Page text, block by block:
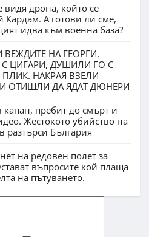
видя дрона, който се
Кардам. А готови ли сме,
идва към военна база?
НА ГЕОРГИ,
ЦИГАРИ, ДУШИЛИ ГО С
НАКРАЯ ВЗЕЛИ
ОТИШЛИ ДА ЯДАТ ДЮНЕРИ
пребит до смърт и
Жестокото убийство на
разтърси България
на редовен полет за
въпросите кой плаща
на пътуването.